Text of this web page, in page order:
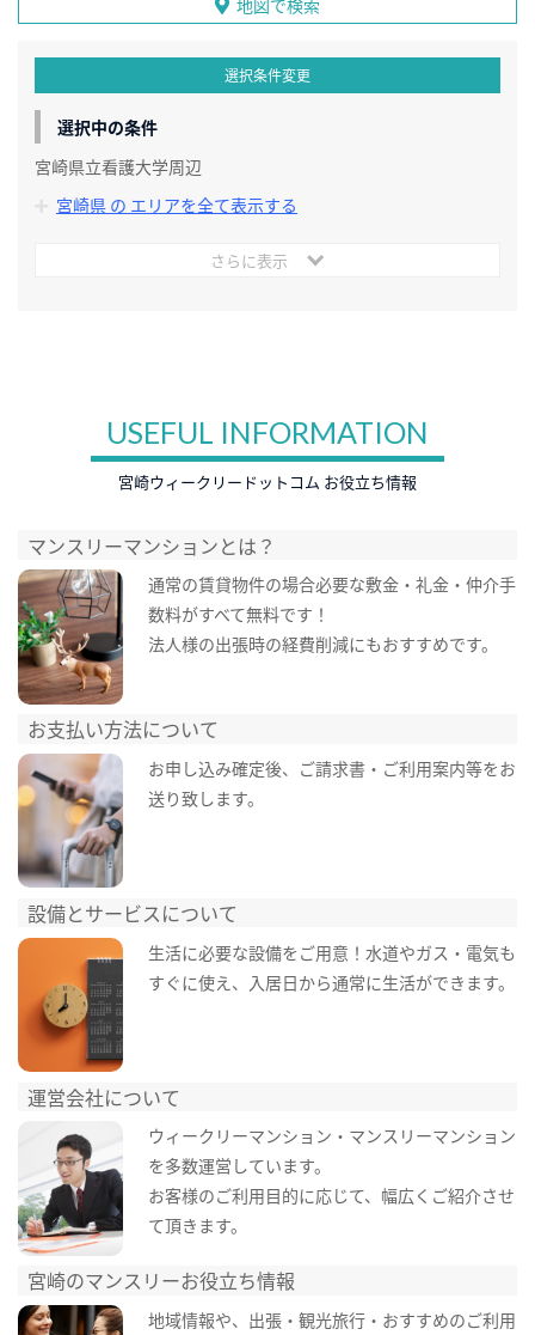
地図で検索
選択条件変更
選択中の条件
宮崎県立看護大学周辺
宮崎県 の エリアを全て表示する
さらに表示
USEFUL INFORMATION
宮崎ウィークリードットコム お役立ち情報
マンスリーマンションとは？
通常の賃貸物件の場合必要な敷金・礼金・仲介手
数料がすべて無料です！
法人様の出張時の経費削減にもおすすめです。
お支払い方法について
お申し込み確定後、ご請求書・ご利用案内等をお
送り致します。
設備とサービスについて
生活に必要な設備をご用意！水道やガス・電気も
すぐに使え、入居日から通常に生活ができます。
運営会社について
ウィークリーマンション・マンスリーマンション
を多数運営しています。
お客様のご利用目的に応じて、幅広くご紹介させ
て頂きます。
宮崎のマンスリーお役立ち情報
地域情報や、出張・観光旅行・おすすめのご利用